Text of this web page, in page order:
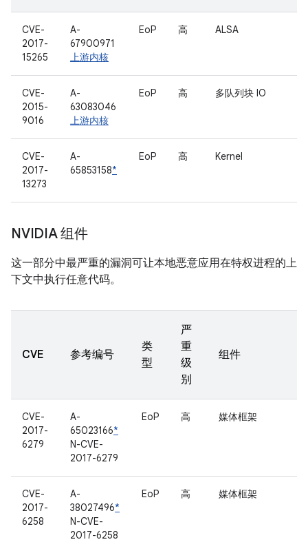
CVE-
2017-
15265
A-
67900971
上游内核
EoP 高 ALSA
CVE-
2015-
9016
A-
63083046
上游内核
EoP 高 多队列块 IO
CVE-
2017-
13273
A-
65853158*
EoP 高 Kernel
NVIDIA 组件
这一部分中最严重的漏洞可让本地恶意应用在特权进程的上
下文中执行任意代码。
CVE 参考编号
类
型
严
重
级
别
组件
CVE-
2017-
6279
A-
65023166*
N-CVE-
2017-6279
EoP 高 媒体框架
CVE-
2017-
6258
A-
38027496*
N-CVE-
2017-6258
EoP 高 媒体框架